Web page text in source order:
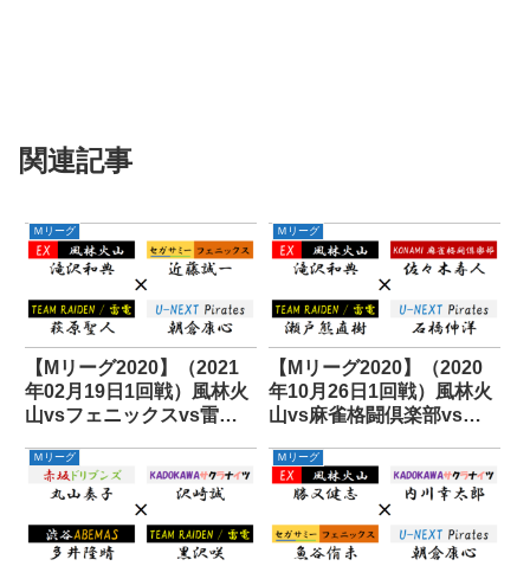
関連記事
Ｍリーグ
【Mリーグ2020】（2021
年02月19日1回戦）風林火
山vsフェニックスvs雷電
Ｍリーグ
【Mリーグ2020】（2020
年10月26日1回戦）風林火
山vs麻雀格闘倶楽部vs雷
Ｍリーグ Ｍリーグ